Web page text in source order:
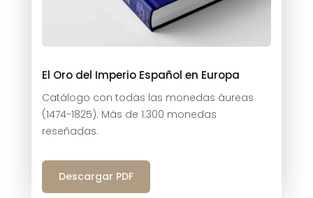
El Oro del Imperio Español en Europa
Catálogo con todas las monedas áureas
(1474-1825). Más de 1.300 monedas
reseñadas.
Descargar PDF